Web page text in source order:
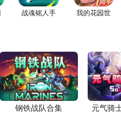
战魂铭人手
我的花园世
钢铁战队合集 元气骑